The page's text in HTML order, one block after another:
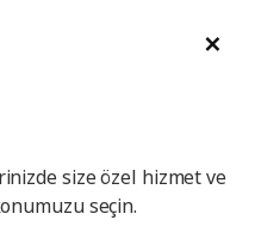
/ Üye Ol
size özel hizmet ve
seçin.